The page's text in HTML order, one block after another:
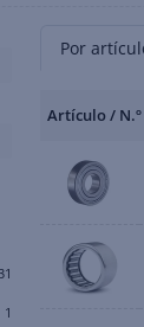
1
Por
Artículo /